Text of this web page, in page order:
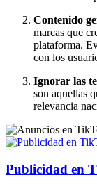
Contenido
marcas que
plataforma.
con los
Ignorar las
son aquellas
relevancia
Publicidad en